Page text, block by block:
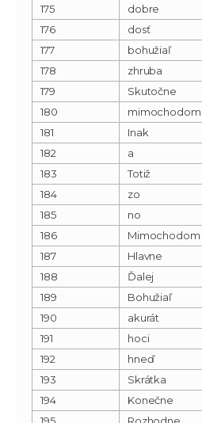
175
dobre
176
dosť
177
bohužiaľ
178
zhruba
179
Skutočne
180
mimochodom
181
Inak
182
a
183
Totiž
184
zo
185
no
186
Mimochodom
187
Hlavne
188
Ďalej
189
Bohužiaľ
190
akurát
191
hoci
192
hneď
193
Skrátka
194
Konečne
195
Rozhodne